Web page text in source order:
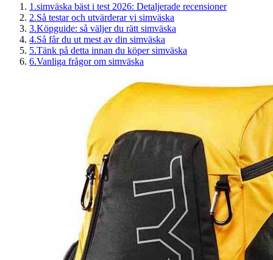
1 .simväska bäst i test 2026: Detaljerade recensioner
2.Så testar och utvärderar vi simväska
3.Köpguide: så väljer du rätt simväska
4.Så får du ut mest av din simväska
5.Tänk på detta innan du köper simväska
6.Vanliga frågor om simväska